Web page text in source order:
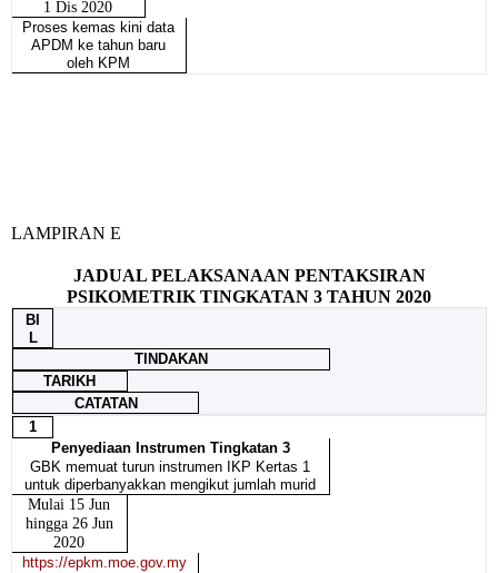
1 Dis 2020
Proses kemas kini data
APDM ke tahun baru
oleh KPM
LAMPIRAN E
JADUAL PELAKSANAAN PENTAKSIRAN
PSIKOMETRIK TINGKATAN 3 TAHUN 2020
BI
L
TINDAKAN
TARIKH
CATATAN
1
Penyediaan Instrumen Tingkatan 3
GBK memuat turun instrumen IKP Kertas 1
untuk diperbanyakkan mengikut jumlah murid
Mulai 15 Jun
hingga 26 Jun
2020
https://epkm.moe.gov.my